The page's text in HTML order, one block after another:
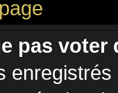
pas voter